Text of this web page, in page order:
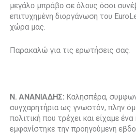
μεγάλο μπράβο σε όλους όσοι
επιτυχημένη διοργάνωση του
χώρα μας.
Παρακαλώ για τις ερωτήσεις σας.
Ν. ΑΝΑΝΙΑΔΗΣ: Καλησπέρα,
συγχαρητήρια ως γνωστόν, πλην
πολιτική που τρέχει και είχαμε
εμφανίστηκε την προηγούμενη